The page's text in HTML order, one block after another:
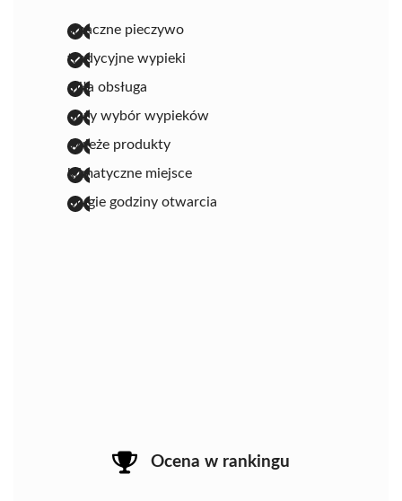
smaczne pieczywo
tradycyjne wypieki
miła obsługa
duży wybór wypieków
świeże produkty
klimatyczne miejsce
długie godziny otwarcia
Ocena w rankingu